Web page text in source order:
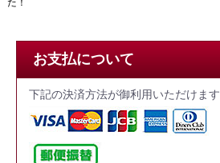
た！
お支払について
下記の決済方法が御利用いただけます